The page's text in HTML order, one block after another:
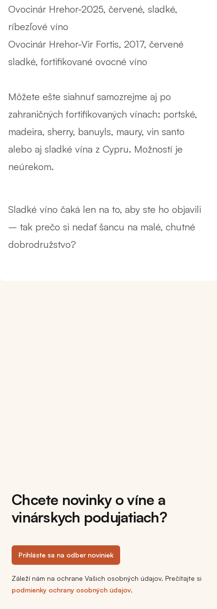
Ovocinár Hrehor-2025, červené, sladké,
ríbezľové víno
Ovocinár Hrehor-Vir Fortis, 2017, červené
sladké, fortifikované ovocné víno
Môžete ešte siahnuť samozrejme aj po
zahraničných fortifikovaných vínach: portské,
madeira, sherry, banuyls, maury, vin santo
alebo aj sladké vína z Cypru. Možností je
neúrekom.
Sladké víno čaká len na to, aby ste ho objavili
– tak prečo si nedať šancu na malé, chutné
dobrodružstvo?
Chcete novinky o víne a
vinárskych podujatiach?
Prihláste sa na odber noviniek
Záleží nám na ochrane Vašich osobných údajov. Prečítajte si
podmienky ochrany osobných údajov.